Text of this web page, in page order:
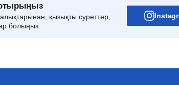
қызықты суреттер,
болыңыз.